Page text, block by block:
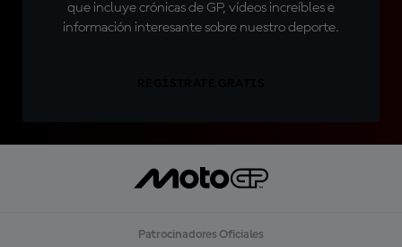
que incluye crónicas de GP, vídeos increíbles e
información interesante sobre nuestro deporte.
Patrocinadores Oficiales